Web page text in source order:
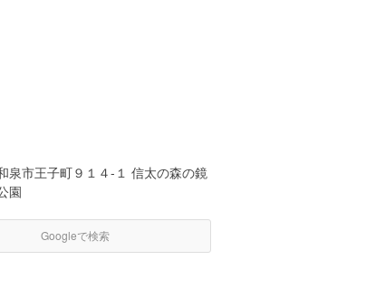
泉市王子町９１４-１ 信太の森の鏡
園
Googleで検索